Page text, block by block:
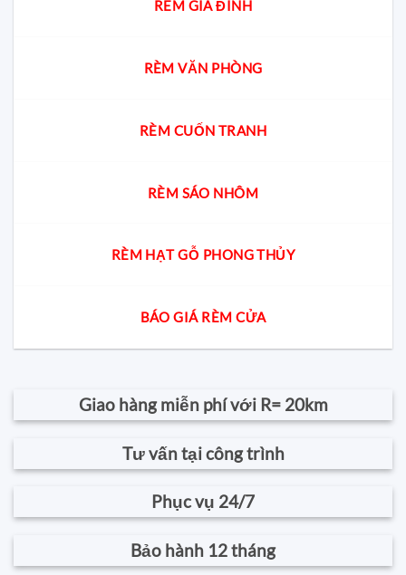
RÈM GIA ĐÌNH
RÈM VĂN PHÒNG
RÈM CUỐN TRANH
RÈM SÁO NHÔM
RÈM HẠT GỖ PHONG THỦY
BÁO GIÁ RÈM CỬA
Giao hàng miễn phí với R= 20km
Tư vấn tại công trình
Phục vụ 24/7
Bảo hành 12 tháng